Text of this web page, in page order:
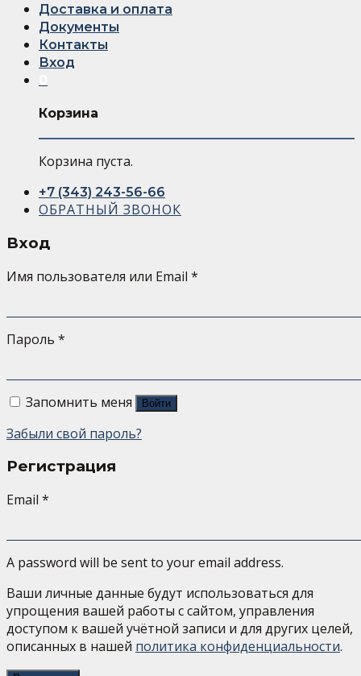
Доставка и оплата
Документы
Контакты
Вход
Корзина
Корзина пуста.
+7 (343) 243-56-66
ОБРАТНЫЙ ЗВОНОК
Вход
Имя пользователя или Email *
Пароль *
Запомнить меня Войти
Забыли свой пароль?
Регистрация
Email *
A password will be sent to your email address.
Ваши личные данные будут использоваться для
упрощения вашей работы с сайтом, управления
доступом к вашей учётной записи и для других целей,
описанных в нашей политика конфиденциальности.